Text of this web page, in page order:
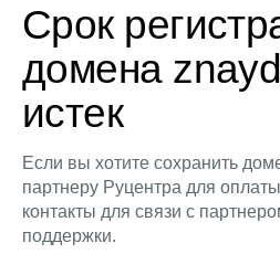
Срок
домена
истек
Если вы хотите сохранить
партнеру Руцентра для
контакты для связи с
поддержки.